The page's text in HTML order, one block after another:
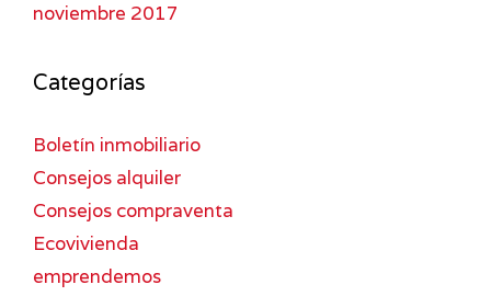
noviembre 2017
Categorías
Boletín inmobiliario
Consejos alquiler
Consejos compraventa
Ecovivienda
emprendemos